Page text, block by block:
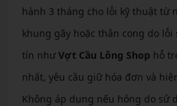
hành 3 tháng cho lỗi kỹ thuật từ
khung gãy hoặc thân cong do lỗi
tín nhưVợt Cầu Lông Shop hỗ
nhất, yêu cầu giữ hóa đơn và
Không áp dụng nếu hỏng do sử